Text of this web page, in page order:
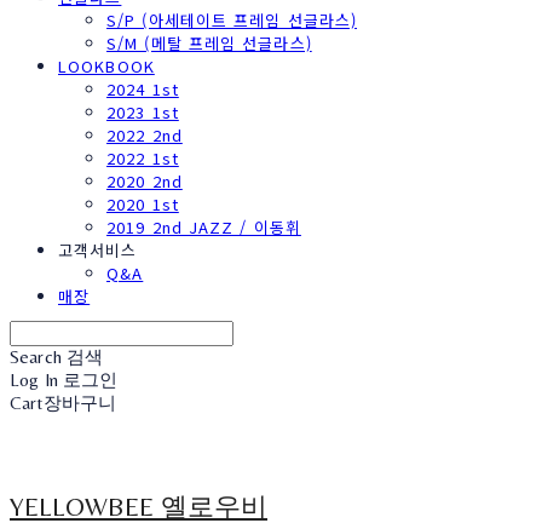
S/P (아세테이트 프레임 선글라스)
S/M (메탈 프레임 선글라스)
LOOKBOOK
2024 1st
2023 1st
2022 2nd
2022 1st
2020 2nd
2020 1st
2019 2nd JAZZ / 이동휘
고객서비스
Q&A
매장
Search 검색
Log In 로그인
Cart장바구니
YELLOWBEE 옐로우비